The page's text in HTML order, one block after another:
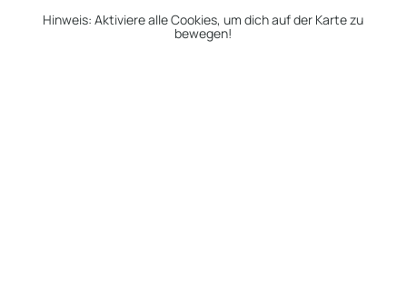
Hinweis: Aktiviere alle Cookies, um dich auf der Karte zu
bewegen!